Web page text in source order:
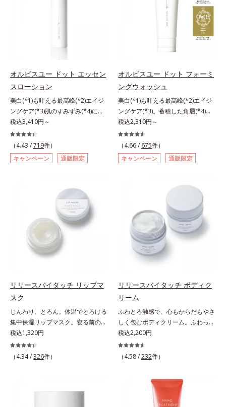
アの最後にプラスすることで乾燥に
よる小ジワを目立たなくし、ハリ感
みなぎる目元を目指します。*1 レ
チノール配合＝保湿成分*2 パルミ
トイルトリペプチド－5配合＝保湿
成分*3 ラウロイルグルタミン酸ジ
（フィトステリル/オクチルドデシ
ル）配合＝保湿成分*4 角層まで
進めたところ、弾力感のない状態で
ある「ハリのなさ」や、くすみ(*6)
などが現れている状態である「透明
感のなさ」が、大人の肌印象に大き
シリーズは美容成分(*7)として
「G.D.F.アクティベーター(*8)」を
配合。そして、従来から配合してい
る美白(*1)有効成分「トラネキサム
酸」を配合しました。さらに、シリ
ーズ共通の美容成分「GLルートブ
ースター(*9)」を配合することで、
肌のふっくら感や透明感を叶えま
す。美白ケアしながら多角的なエイ
ジングケアが叶うシリーズに。3ス
感を。効果的なシナジー設計で、あ
なたのエイジングケアを応援しま
す。*1 メラニンの生成を抑え、シ
ミ・ソバカスを防ぐ（ウォッシュを
除く）*2 オルビス内スキンケアシ
リーズの保湿力*3 年齢に応じたお
手入れのこと*4 うるおいによる
*5 乾燥、ハリ・ツヤのなさ*6
セラカエルレア果汁、ノバラエキス
配合＝うるおいを与えハリと透明感
に満ちた肌へ導く保湿成分*9 メマ
ツヨイグサ抽出液、スイカズラエキ
ス配合＝角層のすみずみまで水分・
油分を保ち、ハリ・ツヤを与える保
湿成分*10 気持ちのこと
オルビスユー ドット エッセン
スローション
美白(*1)も叶える最高峰(*2)エイジ
ングケア(*3)肌のすみずみ(*4)にし
みわたるうるおい充満ローション。
ハリも透明感(*5)も結果主義。年齢
サイン(*6)の因子に着目した肌科学
エイジングケア(*3)シリーズ。オル
ビスユー ドットシリーズは、年齢
本原因に着目。加齢とともに現れる
年齢サインについて研究を進めたと
ころ、弾力感のない状態である「ハ
リのなさ」や、くすみ(*7)などが現
れている状態である「透明感のな
さ」が、大人の肌印象に大きな影響
を与えていることがわかりました。
ズは美容成分(*8)として「G.D.F.ア
クティベーター(*9)」を配合。そし
て、従来から配合している美白(*1)
有効成分「トラネキサム酸」を配合
しました。さらに、シリーズ共通の
美容成分「GLルートブースター
(*10)」を配合することで、肌のふ
っくら感や透明感を叶えます。美白
税込3,410円～
（4.43 /719件）
キャンペーン
通販限定
オルビスユー ドット フォーミ
ングウォッシュ
美白(*1)も叶える最高峰(*2)エイジ
ングケア(*3)。蓄積した角層(*4)を
絡めとりくすみ(*5)を晴らす高密着
マイルドピーリング(*6)洗顔料。ハ
リも透明感(*7)も結果主義。年齢サ
イン(*8)の因子に着目した肌科学エ
イジングケア(*3)シリーズ。オルビ
よる肌悩み一つ一つを対処するので
はなく、肌で起きていることの根本
原因に着目。加齢とともに現れる年
齢サインについて研究を進めたとこ
ろ、弾力感のない状態である「ハリ
のなさ」や、くすみ(*5)などが現れ
ている状態である「透明感のなさ」
が、大人の肌印象に大きな影響を与
でオルビスユー ドットシリーズは
美容成分(*9)として「G.D.F.アクテ
ィベーター(*10)」を配合。そし
て、従来から配合している美白(*1)
有効成分「トラネキサム酸」を配合
しました。さらに、シリーズ共通の
美容成分「GLルートブースター
(*11)」を配合することで、肌のふ
アが叶うシリーズに。3ステップで
上向き(*12)のハリと透明感を。効
税込2,310円～
（4.66 / 675件）
キャンペーン
通販限定
リリースバイタッチ リップマ
スク
じんわり、とろん。体温でとろける
集中保湿リップマスク。寝る前のひ
と塗りでやわらかな唇へ。集中保湿
リップマスクです。バームのような
固めのテクスチャーが体温でじんわ
税込1,320円
（4.34 /326件）
リリースバイタッチ ボディク
リーム
ふわとろ触感で、心もからだもやさ
しく包むボディクリーム。ふわっと
軽やかで、ぽよっと弾むユニーク触
感。なじませると摩擦と皮膚温でほ
どけるボディクリームです。うっと
に吸い付くようなしっとりもちもち
肌に。加水分解ヒアルロン酸配合。
税込2,200円
（4.58 /232件）